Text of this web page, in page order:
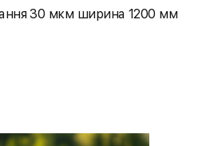
30 мкм ширина 1200 мм